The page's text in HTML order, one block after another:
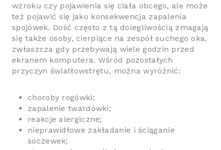
wzroku czy pojawienia się ciała obcego, ale może
też pojawić się jako konsekwencja zapalenia
spojówek. Dość często z tą dolegliwością zmagają
się także osoby, cierpiące na zespół suchego oka,
zwłaszcza gdy przebywają wiele godzin przed
ekranem komputera. Wśród pozostałych
przyczyn światłowstrętu, można wyróżnić:
choroby rogówki;
zapalenie twardówki;
reakcje alergiczne;
nieprawidłowe zakładanie i ściąganie
soczewek;